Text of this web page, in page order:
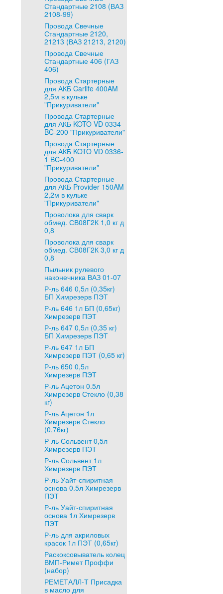
Стандартные 2108 (ВАЗ
2108-99)
Провода Свечные
Стандартные 2120,
21213 (ВАЗ 21213, 2120)
Провода Свечные
Стандартные 406 (ГАЗ
406)
Провода Стартерные
для АКБ Carlife 400AM
2,5м в кульке
"Прикуриватели"
Провода Стартерные
для АКБ KOTO VD 0334
BC-200 "Прикуриватели"
Провода Стартерные
для АКБ KOTO VD 0336-
1 BC-400
"Прикуриватели"
Провода Стартерные
для АКБ Provider 150AM
2,2м в кульке
"Прикуриватели"
Проволока для сварк
обмед. СВ08Г2К 1,0 кг д
0,8
Проволока для сварк
обмед. СВ08Г2К 3,0 кг д
0,8
Пыльник рулевого
наконечника ВАЗ 01-07
Р-ль 646 0,5л (0,35кг)
БП Химрезерв ПЭТ
Р-ль 646 1л БП (0,65кг)
Химрезерв ПЭТ
Р-ль 647 0,5л (0,35 кг)
БП Химрезерв ПЭТ
Р-ль 647 1л БП
Химрезерв ПЭТ (0,65 кг)
Р-ль 650 0,5л
Химрезерв ПЭТ
Р-ль Ацетон 0.5л
Химрезерв Стекло (0,38
кг)
Р-ль Ацетон 1л
Химрезерв Стекло
(0,76кг)
Р-ль Сольвент 0,5л
Химрезерв ПЭТ
Р-ль Сольвент 1л
Химрезерв ПЭТ
Р-ль Уайт-спиритная
основа 0.5л Химрезерв
ПЭТ
Р-ль Уайт-спиритная
основа 1л Химрезерв
ПЭТ
Р-ль для акриловых
красок 1л ПЭТ (0,65кг)
Раскоксовыватель колец
ВМП-Римет Проффи
(набор)
РЕМЕТАЛЛ-Т Присадка
в масло для